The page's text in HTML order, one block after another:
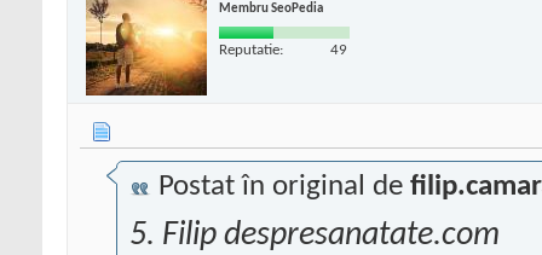
Membru SeoPedia
Reputatie: 49
Postat în original de
5. Filip despresanatate.com